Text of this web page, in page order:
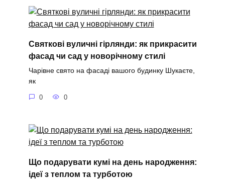
Святкові вуличні гірлянди: як прикрасити
фасад чи сад у новорічному стилі
Чарівне свято на фасаді вашого будинку Шукаєте,
як
0 0
Що подарувати кумі на день народження:
ідеї з теплом та турботою